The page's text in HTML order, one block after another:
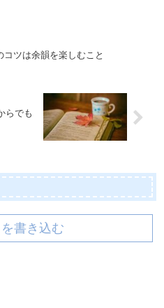
コツは余韻を楽しむこと
らでも
書き込む